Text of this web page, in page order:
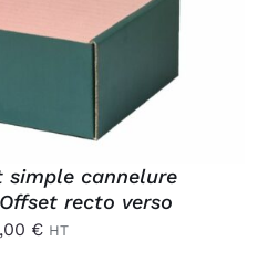
simple cannelure
recto verso
€ HT